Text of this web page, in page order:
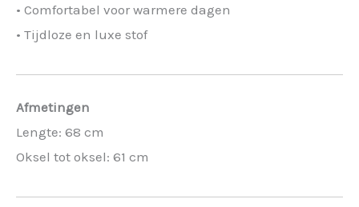
• Comfortabel voor warmere dagen
• Tijdloze en luxe stof
Afmetingen
Lengte: 68 cm
Oksel tot oksel: 61 cm